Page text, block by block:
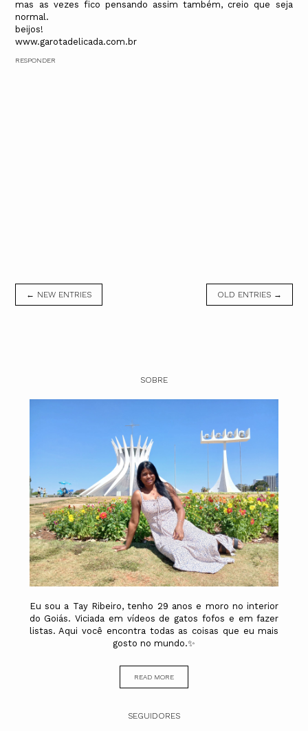
mas as vezes fico pensando assim também, creio que seja
normal.
beijos!
www.garotadelicada.com.br
RESPONDER
← NEW ENTRIES OLD ENTRIES →
SOBRE
Eu sou a Tay Ribeiro, tenho 29 anos e moro no interior
do Goiás. Viciada em vídeos de gatos fofos e em fazer
listas. Aqui você encontra todas as coisas que eu mais
gosto no mundo.✨
READ MORE
SEGUIDORES